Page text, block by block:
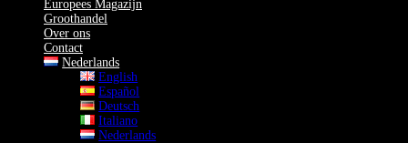
Europees Magazijn
Groothandel
Over ons
Contact
Nederlands
English
Español
Deutsch
Italiano
Nederlands